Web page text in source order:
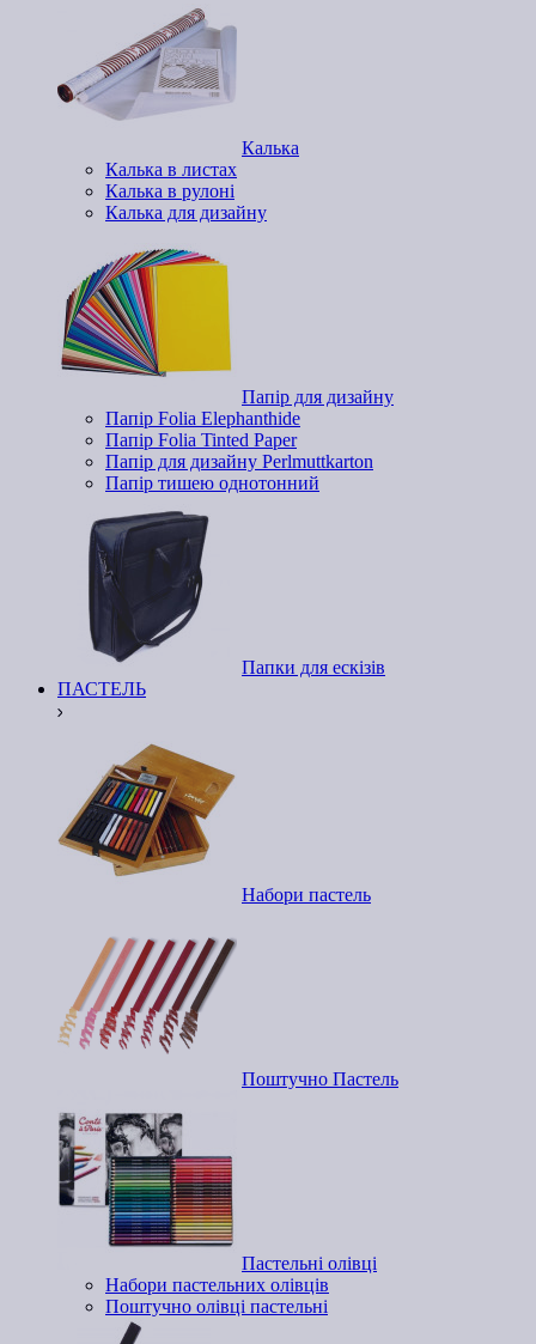
Калька
Калька в листах
Калька в рулоні
Калька для дизайну
Папір для дизайну
Папір Folia Elephanthide
Папір Folia Tinted Paper
Папір для дизайну Perlmuttkarton
Папір тишею однотонний
Папки для ескізів
ПАСТЕЛЬ
Набори пастель
Поштучно Пастель
Пастельні олівці
Набори пастельних олівців
Поштучно олівці пастельні